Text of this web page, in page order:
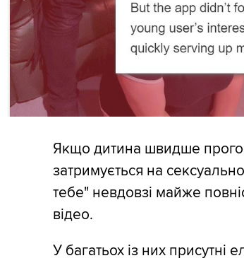
Якщо дитина швидше
затримується на
тебе" невдовзі майже
відео.
У багатьох із них присутні